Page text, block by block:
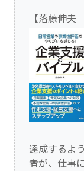
【落藤伸夫
達成するよ
者が、仕事